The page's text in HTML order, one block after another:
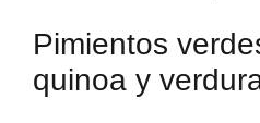
Pimientos
quinoa y